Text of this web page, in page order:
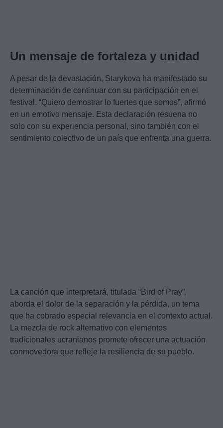
Un mensaje de fortaleza y unidad
A pesar de la devastación, Starykova ha manifestado su
determinación de continuar con su participación en el
festival. “Quiero demostrar lo fuertes que somos”, afirmó
en un emotivo mensaje. Esta declaración resuena no
solo con su experiencia personal, sino también con el
sentimiento colectivo de un país que enfrenta una guerra.
La canción que interpretará, titulada “Bird of Pray”,
aborda el dolor de la separación y la pérdida, un tema
que ha cobrado especial relevancia en el contexto actual.
La mezcla de rock alternativo con elementos
tradicionales ucranianos promete ofrecer una actuación
conmovedora que refleje la resiliencia de su pueblo.